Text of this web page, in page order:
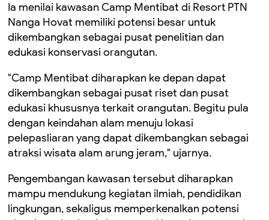
Ia menilai kawasan Camp Mentibat di Resort PTN
Nanga Hovat memiliki potensi besar untuk
dikembangkan sebagai pusat penelitian dan
edukasi konservasi orangutan.
"Camp Mentibat diharapkan ke depan dapat
dikembangkan sebagai pusat riset dan pusat
edukasi khususnya terkait orangutan. Begitu pula
dengan keindahan alam menuju lokasi
pelepasliaran yang dapat dikembangkan sebagai
atraksi wisata alam arung jeram," ujarnya.
Pengembangan kawasan tersebut diharapkan
mampu mendukung kegiatan ilmiah, pendidikan
lingkungan, sekaligus memperkenalkan potensi